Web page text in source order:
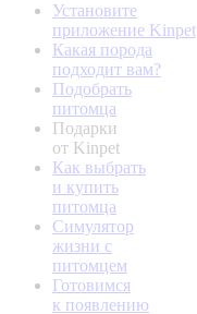
Установите
приложение Kinpet
Какая порода
подходит вам?
Подобрать
питомца
Подарки
от Kinpet
Как выбрать
и купить
питомца
Симулятор
жизни с
питомцем
Готовимся
к появлению